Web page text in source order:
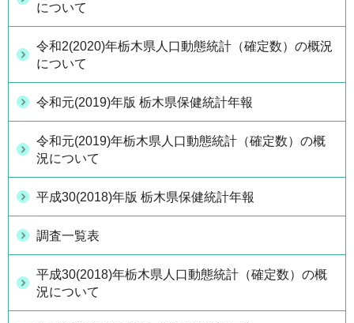
について
令和2(2020)年栃木県人口動態統計（確定数）の概況
について
令和元(2019)年版 栃木県保健統計年報
令和元(2019)年栃木県人口動態統計（確定数）の概
況について
平成30(2018)年版 栃木県保健統計年報
調査一覧表
平成30(2018)年栃木県人口動態統計（確定数）の概
況について